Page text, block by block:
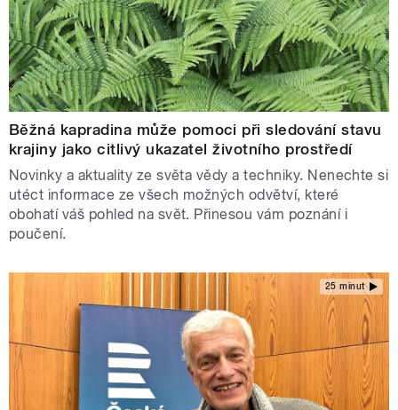
Běžná kapradina může pomoci při sledování stavu
krajiny jako citlivý ukazatel životního prostředí
Novinky a aktuality ze světa vědy a techniky. Nenechte si
utéct informace ze všech možných odvětví, které
obohatí váš pohled na svět. Přinesou vám poznání i
poučení.
25 minut